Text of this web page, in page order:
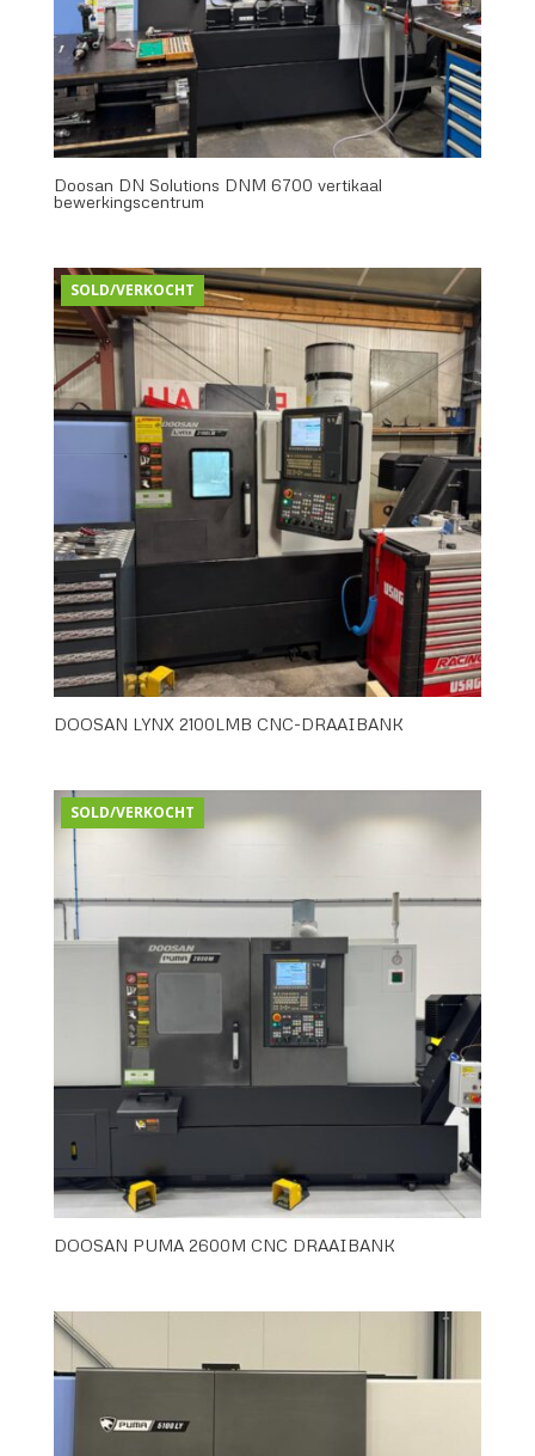
Doosan DN Solutions DNM 6700 vertikaal
bewerkingscentrum
SOLD/VERKOCHT
DOOSAN LYNX 2100LMB CNC-DRAAIBANK
SOLD/VERKOCHT
DOOSAN PUMA 2600M CNC DRAAIBANK